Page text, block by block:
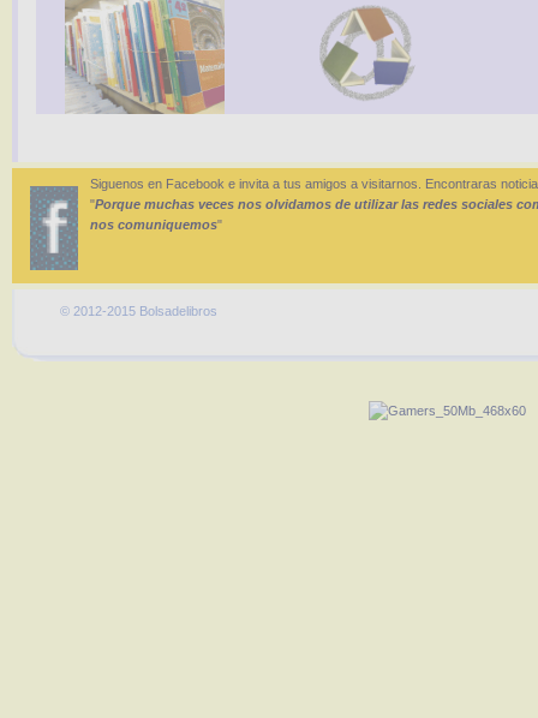
Siguenos en Facebook e invita a tus amigos a visitarnos. Encontraras
"Porque muchas veces nos olvidamos de utilizar las redes sociales
nos comuniquemos"
© 2012-2015 Bolsadelibros